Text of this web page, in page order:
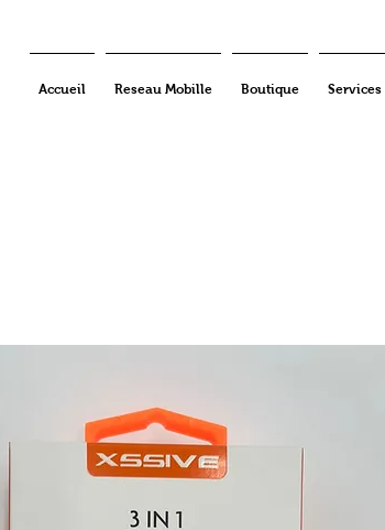
Accueil Reseau Mobille Boutique Services